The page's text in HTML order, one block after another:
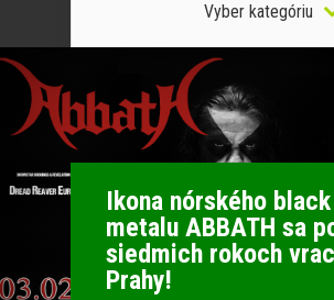
Vyber kategóriu
Ikona nórského black
metalu ABBATH sa
siedmich rokoch
Prahy!